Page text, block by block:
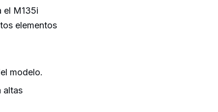
el M135i
elementos
modelo.
altas